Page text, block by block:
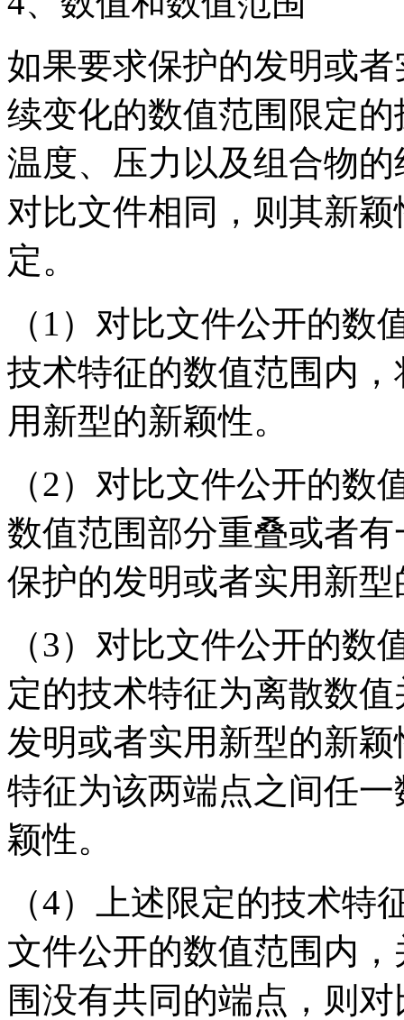
如果要求保护的发明或
续变化的数值范围限定
温度、压力以及组合物
对比文件相同，则其新
定。
（1）对比文件公开的
技术特征的数值范围内
用新型的新颖性。
（2）对比文件公开的
数值范围部分重叠或者
保护的发明或者实用新
（3）对比文件公开的
定的技术特征为离散数
发明或者实用新型的新
特征为该两端点之间任
颖性。
（4）上述限定的技术
文件公开的数值范围内
围没有共同的端点，则